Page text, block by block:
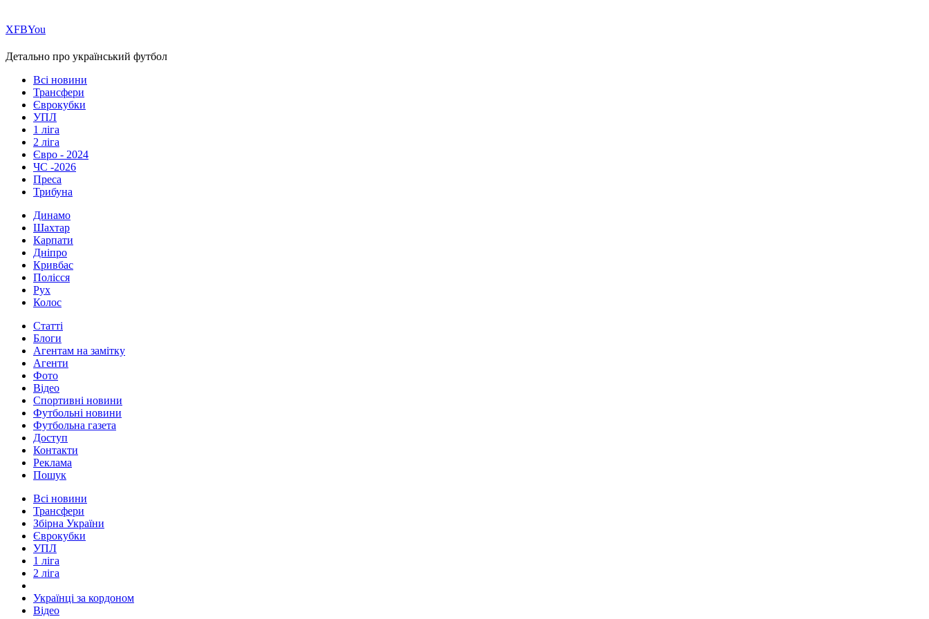
ХFBYou
Детально про український футбол
Всі новини
Трансфери
Єврокубки
УПЛ
1 ліга
2 ліга
Євро - 2024
ЧС -2026
Преса
Трибуна
Динамо
Шахтар
Карпати
Дніпро
Кривбас
Полісся
Рух
Колос
Статті
Блоги
Агентам на замітку
Агенти
Фото
Відео
Спортивні новини
Футбольні новини
Футбольна газета
Доступ
Контакти
Реклама
Пошук
Всі новини
Трансфери
Збірна України
Єврокубки
УПЛ
1 ліга
2 ліга
Українці за кордоном
Відео